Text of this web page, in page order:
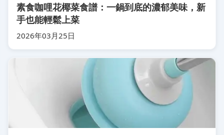
素食咖哩花椰菜食譜：一鍋到底的濃郁美味，新
手也能輕鬆上菜
2026年03月25日